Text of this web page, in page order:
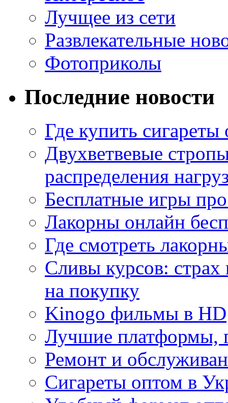
Лучщее из сети
Развлекательные
Фотоприколы
Последние новости
Где купить
Двухветвевые
распределения
Бесплатные игры
Лакорны онлайн
Где смотреть
Сливы курсов:
на покупку
Kinogo фильмы в HD
Лучшие платформы,
Ремонт и
Сигареты оптом в